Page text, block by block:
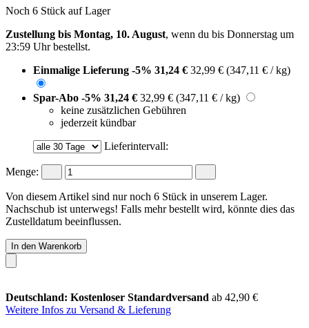
Noch 6 Stück auf Lager
Zustellung bis Montag, 10. August, wenn du bis Donnerstag um
23:59 Uhrbestellst.
Einmalige Lieferung -5% 31,24 € 32,99 € (347,11 € / kg)
Spar-Abo -5% 31,24 € 32,99 € (347,11 € / kg)
keine zusätzlichen Gebühren
jederzeit kündbar
Lieferintervall:
Menge:
Von diesem Artikel sind nur noch 6 Stück in unserem Lager.
Nachschub ist unterwegs! Falls mehr bestellt wird, könnte dies das
Zustelldatum beeinflussen.
In den Warenkorb
Deutschland: Kostenloser Standardversand ab 42,90 €
Weitere Infos zu Versand & Lieferung